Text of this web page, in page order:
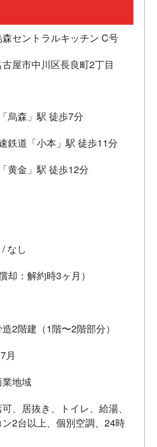
森セントラルキッチン C号
屋市中川区長良町2丁目
烏森」駅 徒歩7分
鉄道「小本」駅 徒歩11分
黄金」駅 徒歩12分
/ なし
却：解約時3ヶ月）
造2階建（1階〜2階部分）
月
業地域
可、居抜き、トイレ、給湯、
2台以上、個別空調、24時